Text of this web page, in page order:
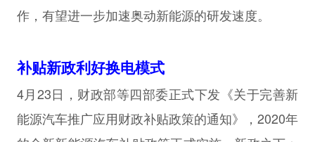
作，有望进一步加速奥动新能源的研发速度。
补贴新政利好换电模式
4月23日，财政部等四部委正式下发《关于完善新
能源汽车推广应用财政补贴政策的通知》，2020年